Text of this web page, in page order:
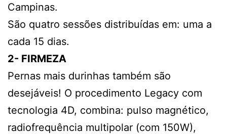
Campinas.
São quatro sessões distribuídas em: uma a
cada 15 dias.
2- FIRMEZA
Pernas mais durinhas também são
desejáveis! O procedimento Legacy com
tecnologia 4D, combina: pulso magnético,
radiofrequência multipolar (com 150W),